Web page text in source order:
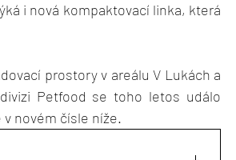
i nová kompaktovací linka, která
prostory v areálu V Lukách a
Petfood se toho letos událo
novém čísle níže.